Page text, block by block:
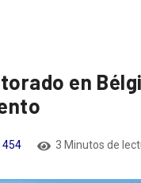
en
454 3 Minutos de